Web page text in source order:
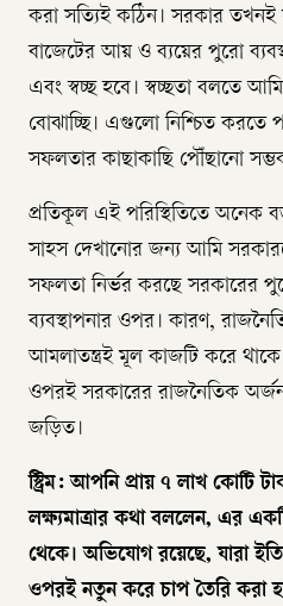
করা সত্যিই কঠিন। সরকার
বাজেটের আয় ও ব্যয়ের পুরো
এবং স্বচ্ছ হবে। স্বচ্ছতা বলতে
বোঝাচ্ছি। এগুলো নিশ্চিত করতে
সফলতার কাছাকাছি পৌঁছানো
প্রতিকূল এই পরিস্থিতিতে অনেক
সাহস দেখানোর জন্য আমি
সফলতা নির্ভর করছে সরকারের
ব্যবস্থাপনার ওপর। কারণ,
আমলাতন্ত্রই মূল কাজটি করে
ওপরই সরকারের রাজনৈতিক
জড়িত।
স্ট্রিম: আপনি প্রায় ৭ লাখ কোটি
লক্ষ্যমাত্রার কথা বললেন, এর
থেকে। অভিযোগ রয়েছে, যারা
ওপরই নতুন করে চাপ তৈরি করা